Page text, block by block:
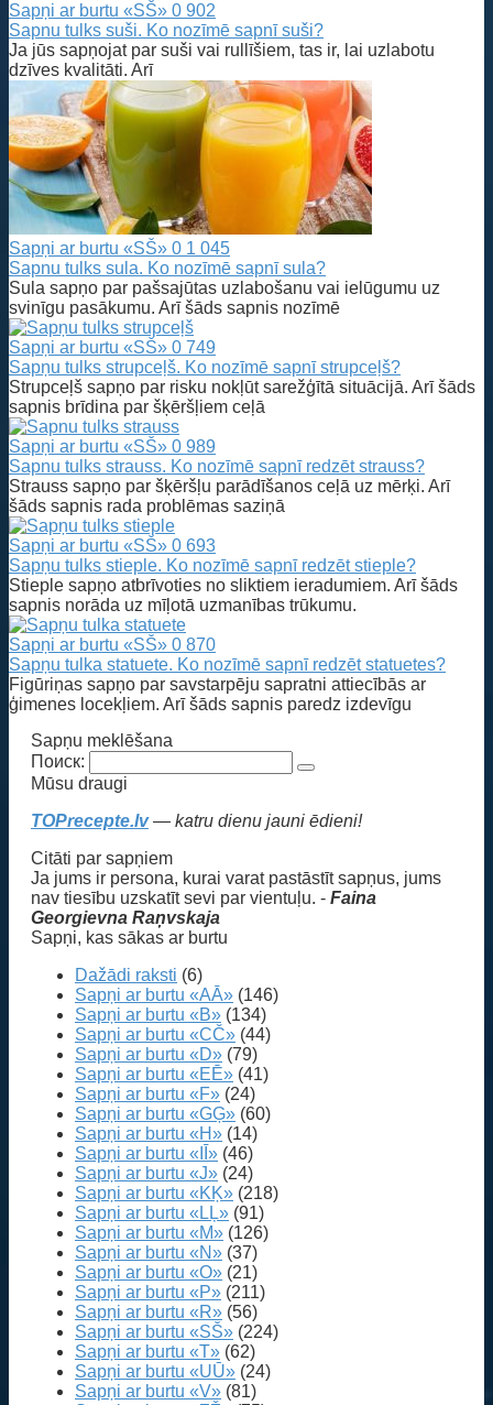
Sapņi ar burtu «SŠ» 0 902
Sapnu tulks suši. Ko nozīmē sapnī suši?
Ja jūs sapņojat par suši vai rullīšiem, tas ir, lai uzlabotu
dzīves kvalitāti. Arī
Sapņi ar burtu «SŠ» 0 1 045
Sapnu tulks sula. Ko nozīmē sapnī sula?
Sula sapņo par pašsajūtas uzlabošanu vai ielūgumu uz
svinīgu pasākumu. Arī šāds sapnis nozīmē
Sapņi ar burtu «SŠ» 0 749
Sapņu tulks strupceļš. Ko nozīmē sapnī strupceļš?
Strupceļš sapņo par risku nokļūt sarežģītā situācijā. Arī šāds
sapnis brīdina par šķēršļiem ceļā
Sapņi ar burtu «SŠ» 0 989
Sapnu tulks strauss. Ko nozīmē sapnī redzēt strauss?
Strauss sapņo par šķēršļu parādīšanos ceļā uz mērķi. Arī
šāds sapnis rada problēmas saziņā
Sapņi ar burtu «SŠ» 0 693
Sapņu tulks stieple. Ko nozīmē sapnī redzēt stieple?
Stieple sapņo atbrīvoties no sliktiem ieradumiem. Arī šāds
sapnis norāda uz mīļotā uzmanības trūkumu.
Sapņi ar burtu «SŠ» 0 870
Sapņu tulka statuete. Ko nozīmē sapnī redzēt statuetes?
Figūriņas sapņo par savstarpēju sapratni attiecībās ar
ģimenes locekļiem. Arī šāds sapnis paredz izdevīgu
Sapņu meklēšana
Поиск:
Mūsu draugi
TOPrecepte.lv— katru dienu jauni ēdieni!
Citāti par sapņiem
Ja jums ir persona, kurai varat pastāstīt sapņus, jums
nav tiesību uzskatīt sevi par vientuļu. - Faina
Georgievna Raņvskaja
Sapņi, kas sākas ar burtu
Dažādi raksti (6)
Sapņi ar burtu «AĀ» (146)
Sapņi ar burtu «B» (134)
Sapņi ar burtu «CČ» (44)
Sapņi ar burtu «D» (79)
Sapņi ar burtu «EĒ» (41)
Sapņi ar burtu «F» (24)
Sapņi ar burtu «GĢ» (60)
Sapņi ar burtu «H» (14)
Sapņi ar burtu «IĪ» (46)
Sapņi ar burtu «J» (24)
Sapņi ar burtu «KĶ» (218)
Sapņi ar burtu «LĻ» (91)
Sapņi ar burtu «M» (126)
Sapņi ar burtu «N» (37)
Sapņi ar burtu «O» (21)
Sapņi ar burtu «P» (211)
Sapņi ar burtu «R» (56)
Sapņi ar burtu «SŠ» (224)
Sapņi ar burtu «T» (62)
Sapņi ar burtu «UŪ» (24)
Sapņi ar burtu «V» (81)